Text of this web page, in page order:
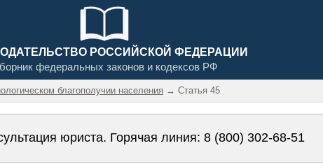
РОССИЙСКОЙ ФЕДЕРАЦИИ
федеральных законов и кодексов РФ
благополучии населения → Статья 45
юриста. Горячая линия: 8 (800) 302-68-51